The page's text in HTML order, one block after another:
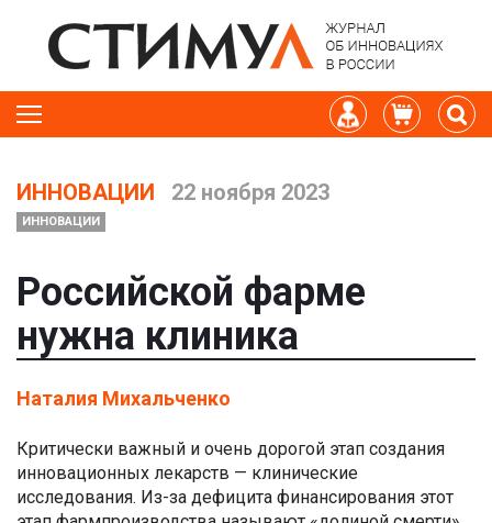
ИННОВАЦИИ 22 ноября 2023
ИННОВАЦИИ
Российской фарме
нужна клиника
Наталия Михальченко
Критически важный и очень дорогой этап создания
инновационных лекарств — клинические
исследования. Из-за дефицита финансирования этот